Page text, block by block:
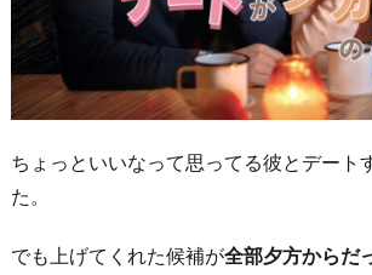
ちょっといいなって思ってる彼とデート
た。
でも上げてくれた候補が全部夕方からだ